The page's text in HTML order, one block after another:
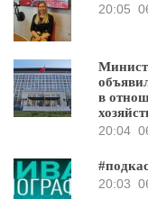
20:05
в
20:04
20:03